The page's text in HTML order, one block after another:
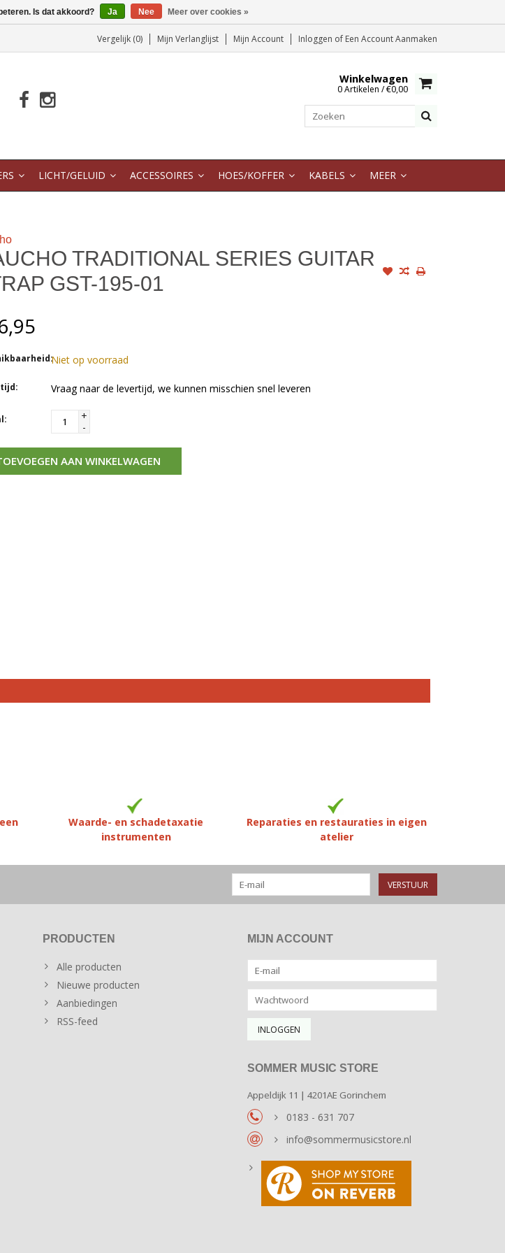
Vergelijk (0) Mijn Verlanglijst Mijn Account Inloggen of Een Account Aanmaken
Winkelwagen
0 Artikelen / €0,00
LICHT/GELUID ACCESSOIRES HOES/KOFFER KABELS MEER
TRADITIONAL SERIES GUITAR
GST-195-01
Niet op voorraad
Vraag naar de levertijd, we kunnen misschien snel leveren
+
-
AAN WINKELWAGEN
Waarde- en schadetaxatie
instrumenten
Reparaties en restauraties in eigen
atelier
VERSTUUR
PRODUCTEN
Alle producten
Nieuwe producten
Aanbiedingen
RSS-feed
MIJN ACCOUNT
SOMMER MUSIC STORE
Appeldijk 11 | 4201AE Gorinchem
0183 - 631 707
info@sommermusicstore.nl
Is dat akkoord? Ja Nee Meer over cookies »